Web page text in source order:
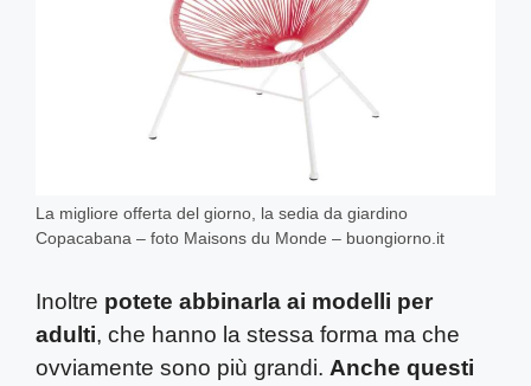
La migliore offerta del giorno, la sedia da giardino
Copacabana – foto Maisons du Monde – buongiorno.it
Inoltre potete abbinarla ai modelli per
adulti, che hanno la stessa forma ma che
ovviamente sono più grandi. Anche questi